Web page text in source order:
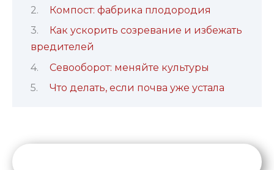
Компост: фабрика плодородия
Как ускорить созревание и избежать
вредителей
Севооборот: меняйте культуры
Что делать, если почва уже устала